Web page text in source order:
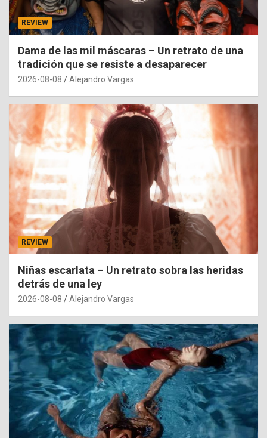
REVIEW
Dama de las mil máscaras – Un retrato de una
tradición que se resiste a desaparecer
2026-08-08 Alejandro Vargas
REVIEW
Niñas escarlata – Un retrato sobra las heridas
detrás de una ley
2026-08-08 Alejandro Vargas